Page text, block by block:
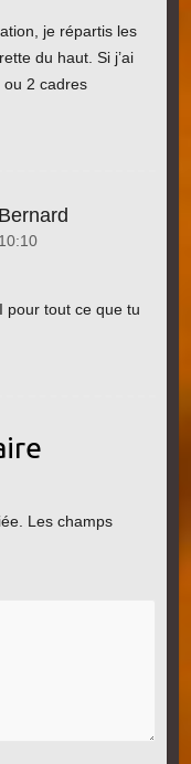
je répartis les
du haut. Si j’ai
ou 2 cadres
pour tout ce que tu
Les champs